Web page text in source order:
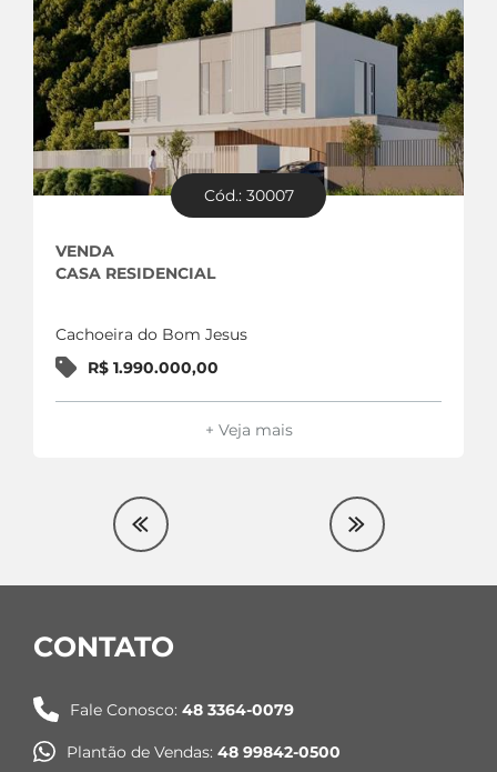
Cód.: 30007
VENDA
CASA RESIDENCIAL
Cachoeira do Bom Jesus
R$ 1.990.000,00
+ Veja mais
CONTATO
Fale Conosco: 48 3364-0079
Plantão de Vendas: 48 99842-0500